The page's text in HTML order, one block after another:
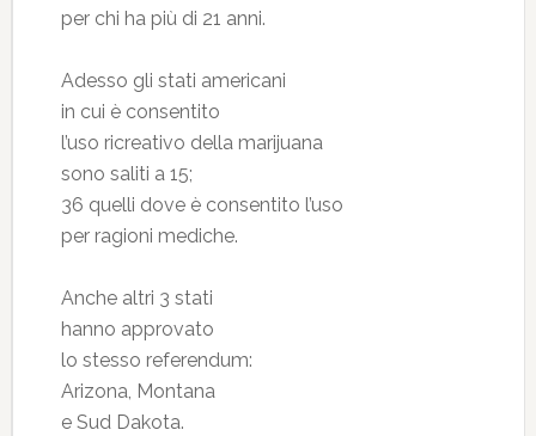
per chi ha più di 21 anni.
Adesso gli stati americani
in cui è consentito
l’uso ricreativo della marijuana
sono saliti a 15;
36 quelli dove è consentito l’uso
per ragioni mediche.
Anche altri 3 stati
hanno approvato
lo stesso referendum:
Arizona, Montana
e Sud Dakota.